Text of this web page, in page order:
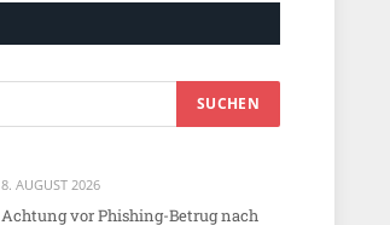
8. AUGUST 2026
Achtung vor Phishing-Betrug nach